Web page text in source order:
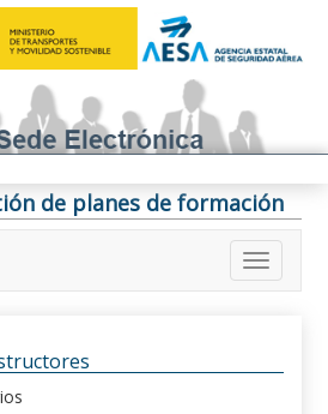
de planes de formación